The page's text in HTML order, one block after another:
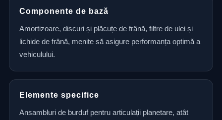
Componente de bază
Amortizoare, discuri și plăcuțe de frână, filtre de ulei și
lichide de frână, menite să asigure performanța optimă a
vehiculului.
Elemente specifice
Ansambluri de burduf pentru articulații planetare, atât